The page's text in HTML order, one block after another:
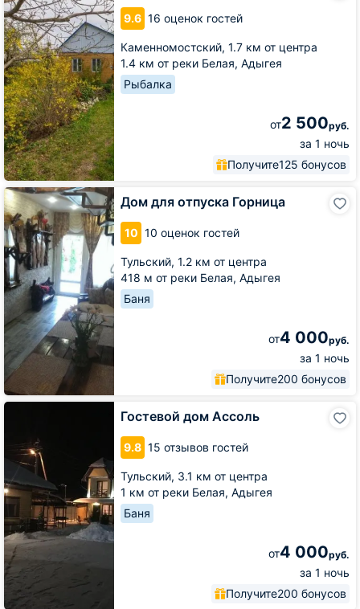
9.6 16 оценок гостей
Каменномостский, 1.7 км от центра
1.4 км от реки Белая, Адыгея
Рыбалка
от2 500руб.
за 1 ночь
Получите125 бонусов
У
Насти
Дом для отпуска Горница
10 10 оценок гостей
Тульский, 1.2 км от центра
418 м от реки Белая, Адыгея
Баня
от4 000руб.
за 1 ночь
Получите200 бонусов
Дом
для
отпуска
Горница
Гостевой дом Ассоль
9.8 15 отзывов гостей
Тульский, 3.1 км от центра
1 км от реки Белая, Адыгея
Баня
от4 000руб.
за 1 ночь
Получите200 бонусов
Гостевой